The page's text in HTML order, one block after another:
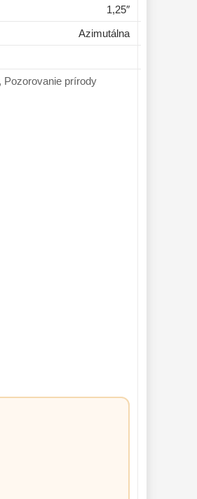
1,25″
Azimutálna
Pozorovanie prírody